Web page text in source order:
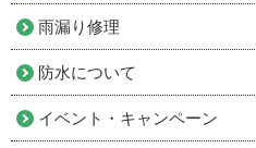
雨漏り修理
防水について
イベント・キャンペーン